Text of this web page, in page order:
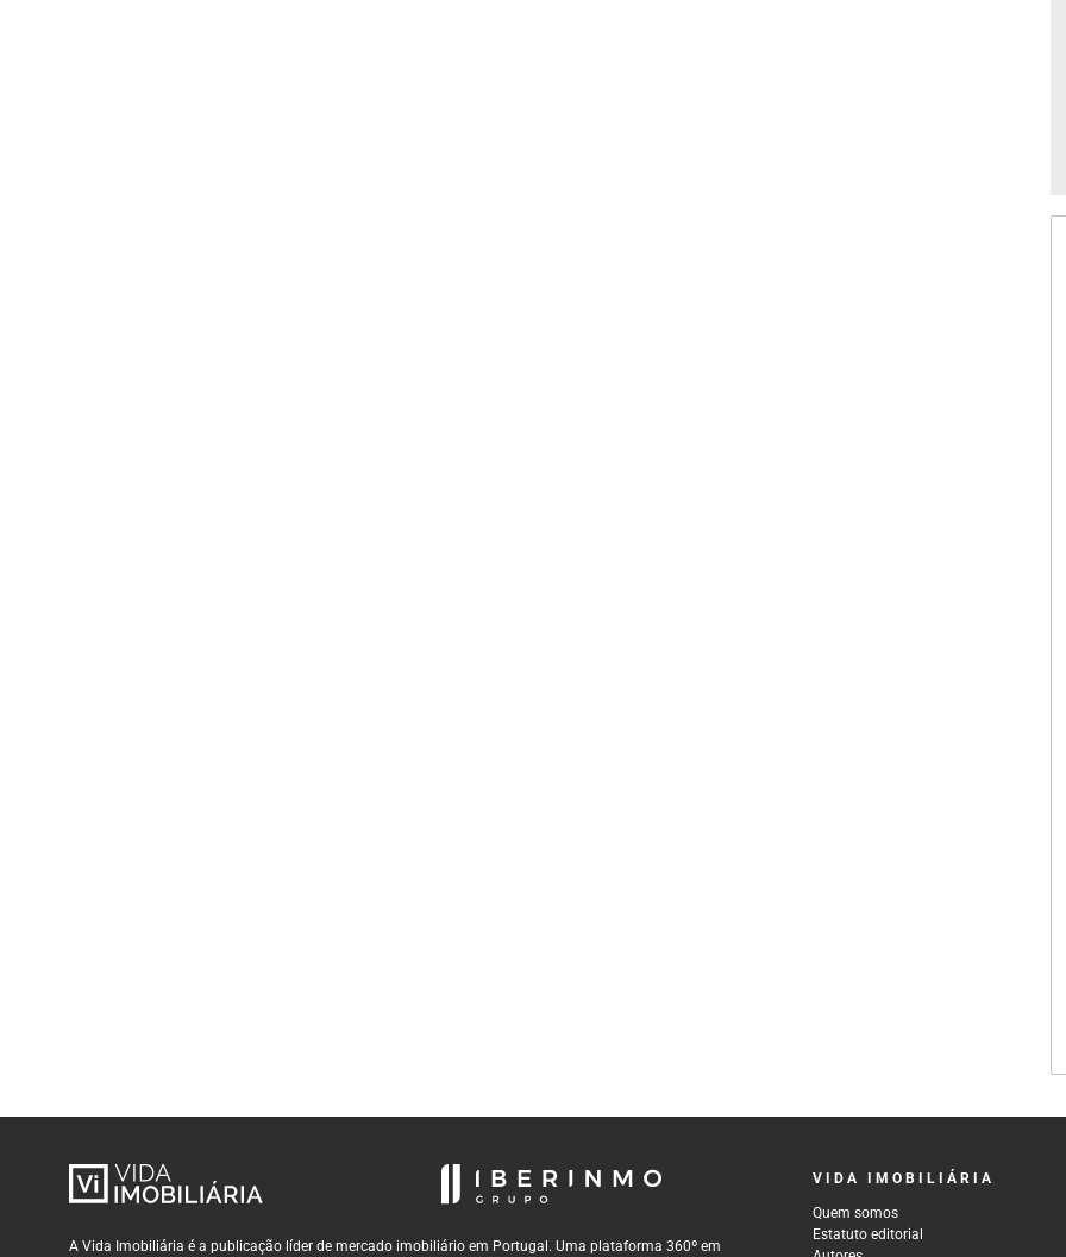
A Vida Imobiliária é a publicação líder de mercado imobiliário em Portugal. Uma plataforma 360º em
VIDA IMOBILIÁRIA
Quem somos
Estatuto editorial